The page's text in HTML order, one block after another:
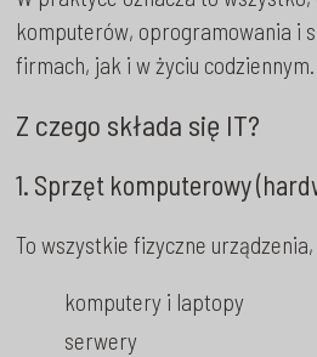
komputerów, oprogramowania i
firmach, jak i w życiu codziennym.
Z czego składa się IT?
1. Sprzęt komputerowy
To wszystkie fizyczne
komputery i laptopy
serwery